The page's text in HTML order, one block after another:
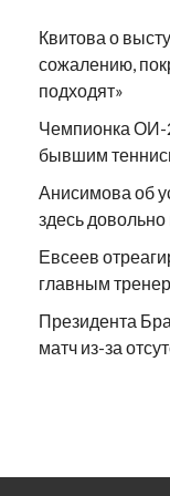
Квитова о
сожалению,
подходят»
Чемпионка ОИ-
бывшим
Анисимова об
здесь
Евсеев
главным
Президента
матч из-за